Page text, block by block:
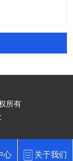
所有
心 关于我们